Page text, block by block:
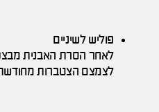
פוליש לשיניים
לאחר הסרת האבנית
לצמצם הצטברות